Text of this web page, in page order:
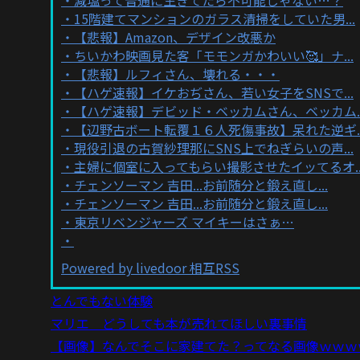
15階建てマンションのガラス清掃をしていた男...
【悲報】Amazon、デザイン改悪か
ちいかわ映画見た客「モモンガかわいい🥰」ナ...
【悲報】ルフィさん、壊れる・・・
【ハゲ速報】イケおぢさん、若い女子をSNSで...
【ハゲ速報】デビッド・ベッカムさん、ベッカム
【辺野古ボート転覆１６人死傷事故】呆れた逆ギ
現役引退の古賀紗理那にSNS上でねぎらいの声...
主婦に個室に入ってもらい撮影させたイッてるオ
チェンソーマン 吉田...お前随分と鍛え直し...
チェンソーマン 吉田...お前随分と鍛え直し...
東京リベンジャーズ マイキーはさぁ…
Powered by livedoor 相互RSS
とんでもない体験
マリエ どうしても本が売れてほしい裏事情
【画像】なんでそこに家建てた？ってなる画像ｗｗ